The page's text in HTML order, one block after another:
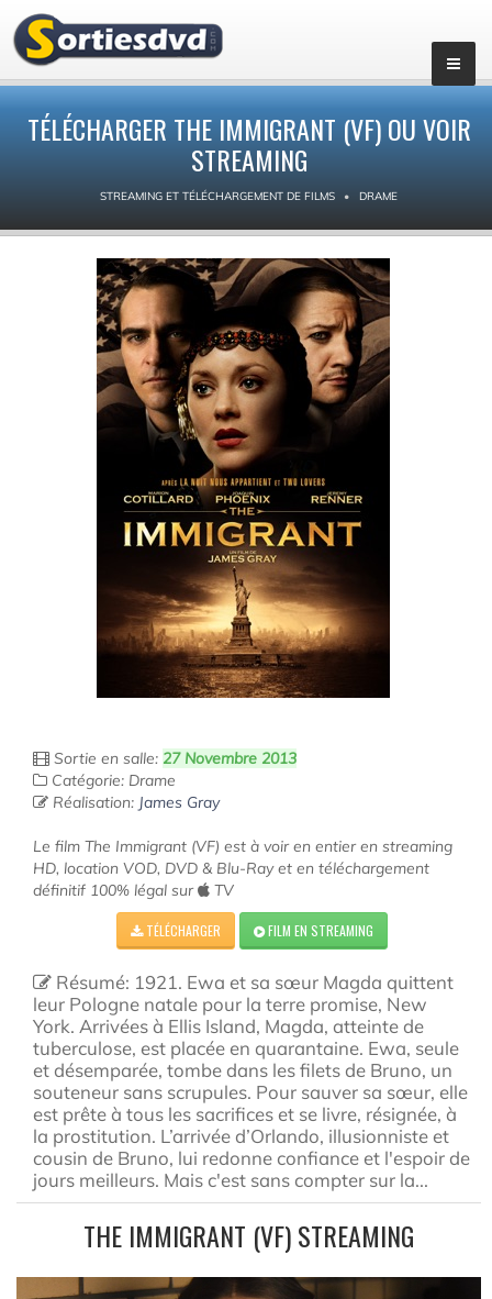
TÉLÉCHARGER THE IMMIGRANT (VF) OU VOIR
STREAMING
STREAMING ET TÉLÉCHARGEMENT DE FILMS DRAME
Sortie en salle: 27 Novembre 2013
Catégorie: Drame
Réalisation: James Gray
Le film The Immigrant (VF) est à voir en entier en streaming
HD, location VOD, DVD & Blu-Ray et en téléchargement
définitif 100% légal sur
TV
TÉLÉCHARGER FILM EN STREAMING
Résumé: 1921. Ewa et sa sœur Magda quittent
leur Pologne natale pour la terre promise, New
York. Arrivées à Ellis Island, Magda, atteinte de
tuberculose, est placée en quarantaine. Ewa, seule
et désemparée, tombe dans les filets de Bruno, un
souteneur sans scrupules. Pour sauver sa sœur, elle
est prête à tous les sacrifices et se livre, résignée, à
la prostitution. L’arrivée d’Orlando, illusionniste et
cousin de Bruno, lui redonne confiance et l'espoir de
jours meilleurs. Mais c'est sans compter sur la...
THE IMMIGRANT (VF) STREAMING